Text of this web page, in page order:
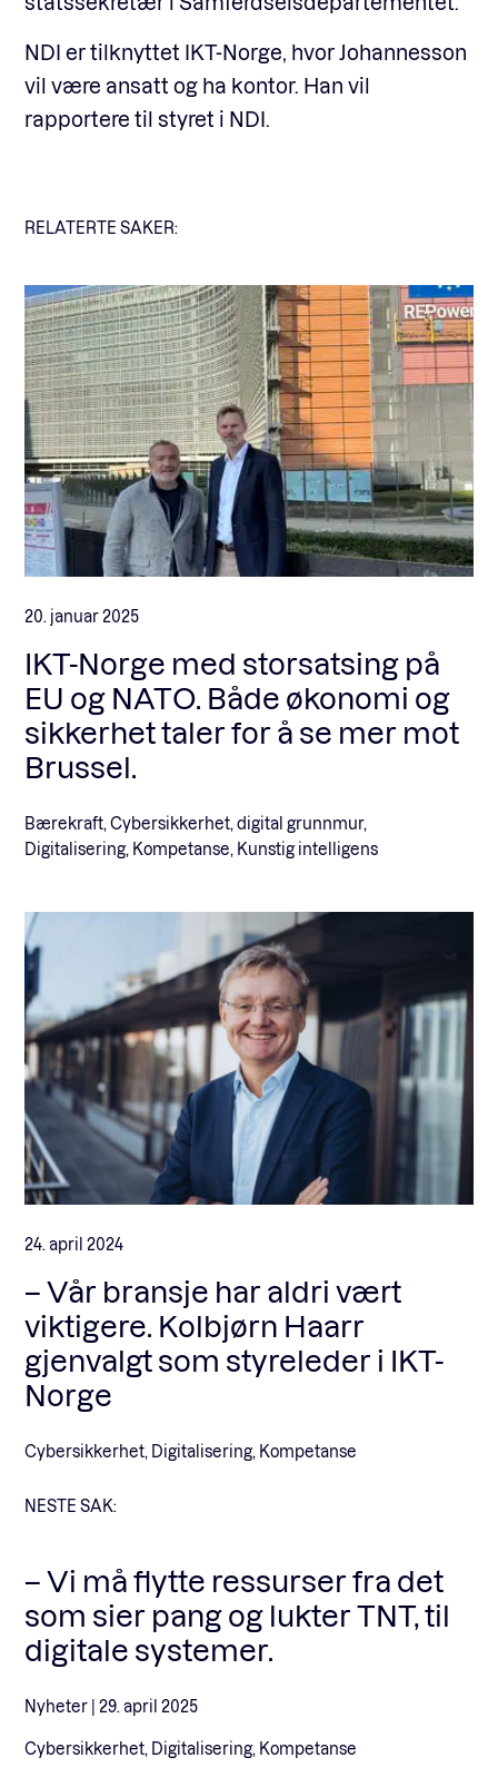
NDI er tilknyttet IKT-Norge, hvor Johannesson
vil være ansatt og ha kontor. Han vil
rapportere til styret i NDI.
RELATERTE SAKER:
20. januar 2025
IKT-Norge med storsatsing på
EU og NATO. Både økonomi og
sikkerhet taler for å se mer mot
Brussel.
Bærekraft, Cybersikkerhet, digital grunnmur,
Digitalisering, Kompetanse, Kunstig intelligens
24. april 2024
– Vår bransje har aldri vært
viktigere. Kolbjørn Haarr
gjenvalgt som styreleder i IKT-
Norge
Cybersikkerhet, Digitalisering, Kompetanse
NESTE SAK:
– Vi må flytte ressurser fra det
som sier pang og lukter TNT, til
digitale systemer.
Nyheter | 29. april 2025
Cybersikkerhet, Digitalisering, Kompetanse